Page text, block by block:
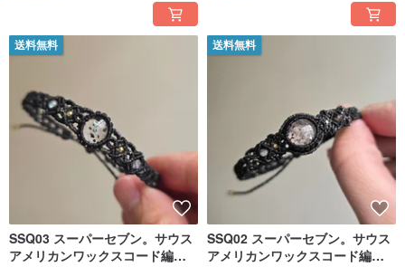
送料無料
SSQ03 スーパーセブン。サウス
アメリカンワックスコード編み
送料無料
SSQ02 スーパーセブン。サウス
アメリカンワックスコード編み